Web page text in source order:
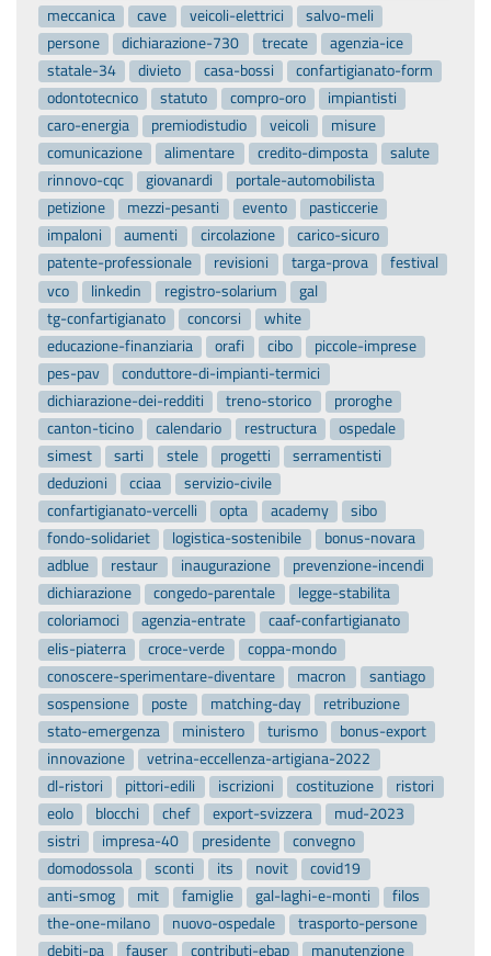
meccanica
cave veicoli-elettrici
salvo-meli
persone
dichiarazione-730 trecate
agenzia-ice
statale-34
divieto casa-bossi
confartigianato-form
odontotecnico
statuto compro-oro
impiantisti
caro-energia
premiodistudio veicoli
misure
comunicazione
alimentare credito-dimposta
salute
rinnovo-cqc
giovanardi
portale-automobilista
petizione
mezzi-pesanti evento
pasticcerie
impaloni
aumenti circolazione
carico-sicuro
patente-professionale
revisioni targa-prova
festival
vco
linkedin registro-solarium
gal
tg-confartigianato
concorsi
white
educazione-finanziaria
orafi cibo
piccole-imprese
pes-pav
conduttore-di-impianti-termici
dichiarazione-dei-redditi
treno-storico
proroghe
canton-ticino
calendario restructura
ospedale
simest
sarti stele progetti
serramentisti
deduzioni
cciaa
servizio-civile
confartigianato-vercelli
opta academy
sibo
fondo-solidariet
logistica-sostenibile
bonus-novara
adblue
restaur inaugurazione
prevenzione-incendi
dichiarazione
congedo-parentale
legge-stabilita
coloriamoci
agenzia-entrate
caaf-confartigianato
elis-piaterra
croce-verde
coppa-mondo
conoscere-sperimentare-diventare
macron
santiago
sospensione
poste matching-day
retribuzione
stato-emergenza
ministero turismo
bonus-export
innovazione
vetrina-eccellenza-artigiana-2022
dl-ristori
pittori-edili iscrizioni costituzione
ristori
eolo
blocchi chef export-svizzera
mud-2023
sistri
impresa-40 presidente
convegno
domodossola
sconti its novit
covid19
anti-smog
mit famiglie gal-laghi-e-monti
filos
the-one-milano
nuovo-ospedale
trasporto-persone
debiti-pa
fauser contributi-ebap
manutenzione